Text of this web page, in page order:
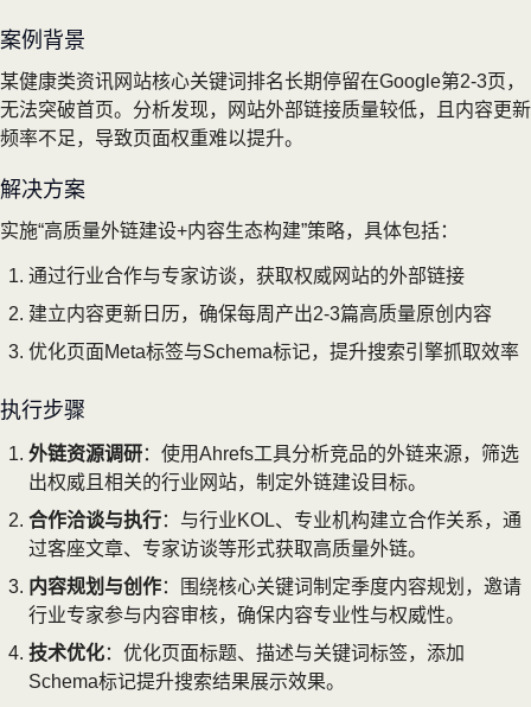
案例背景
某健康类资讯网站核心关键词排名长期停留在Google第2-3页，
无法突破首页。分析发现，网站外部链接质量较低，且内容更新
频率不足，导致页面权重难以提升。
解决方案
实施“高质量外链建设+内容生态构建”策略，具体包括：
通过行业合作与专家访谈，获取权威网站的外部链接
建立内容更新日历，确保每周产出2-3篇高质量原创内容
优化页面Meta标签与Schema标记，提升搜索引擎抓取效率
执行步骤
外链资源调研：使用Ahrefs工具分析竞品的外链来源，筛选
出权威且相关的行业网站，制定外链建设目标。
合作洽谈与执行：与行业KOL、专业机构建立合作关系，通
过客座文章、专家访谈等形式获取高质量外链。
内容规划与创作：围绕核心关键词制定季度内容规划，邀请
行业专家参与内容审核，确保内容专业性与权威性。
技术优化：优化页面标题、描述与关键词标签，添加
Schema标记提升搜索结果展示效果。